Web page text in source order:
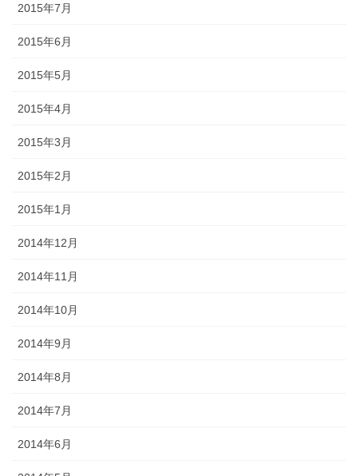
2015年7月
2015年6月
2015年5月
2015年4月
2015年3月
2015年2月
2015年1月
2014年12月
2014年11月
2014年10月
2014年9月
2014年8月
2014年7月
2014年6月